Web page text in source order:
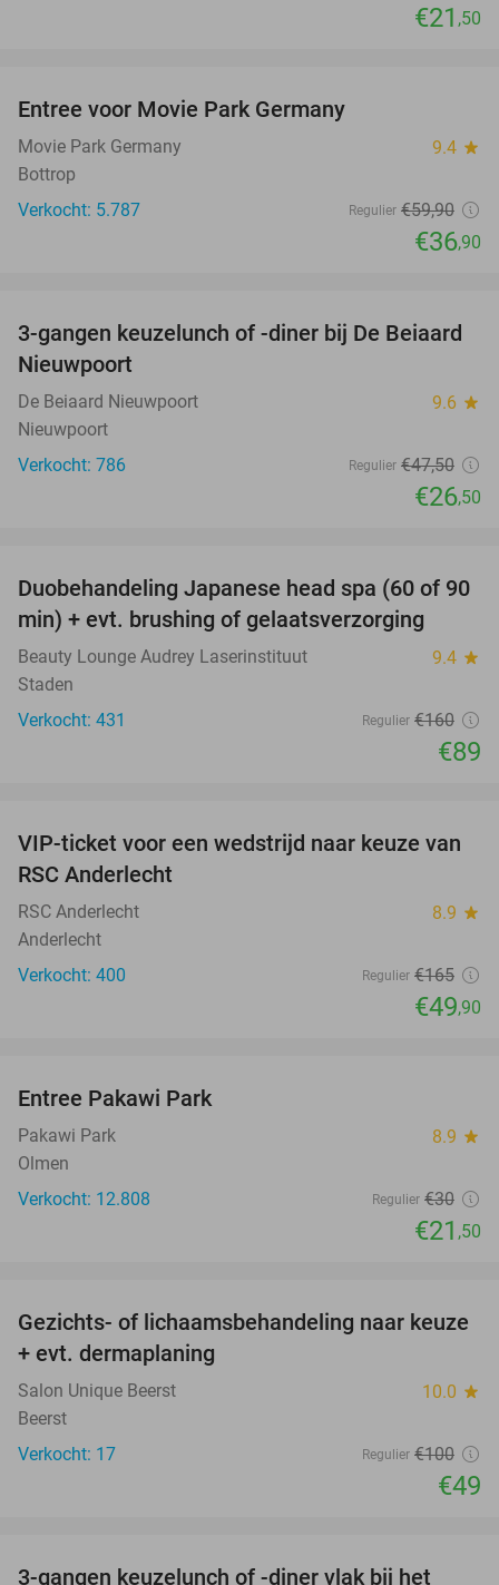
€21 ,50
Entree voor Movie Park Germany
Movie Park Germany 9.4 star
Bottrop
Verkocht: 5.787
Regulier €59,90
€36,90
44%
3-gangen keuzelunch of -diner bij De Beiaard
Nieuwpoort
De Beiaard Nieuwpoort 9.6 star
Nieuwpoort
Verkocht: 786
Regulier €47,50
€26,50
44%
Duobehandeling Japanese head spa (60 of 90
min) + evt. brushing of gelaatsverzorging
Beauty Lounge Audrey Laserinstituut 9.4 star
Staden
Verkocht: 431
Regulier €160
€89
70%
OUT
VIP-ticket voor een wedstrijd naar keuze van
RSC Anderlecht
RSC Anderlecht 8.9 star
Anderlecht
Verkocht: 400
Regulier €165
€49,90
Entree Pakawi Park
Pakawi Park 8.9 star
Olmen
Verkocht: 12.808
Regulier €30
€21 ,50
51%
Gezichts- of lichaamsbehandeling naar keuze
+ evt. dermaplaning
Salon Unique Beerst 10.0 star
Beerst
Verkocht: 17
Regulier €100
€49
3-gangen keuzelunch of -diner vlak bij het